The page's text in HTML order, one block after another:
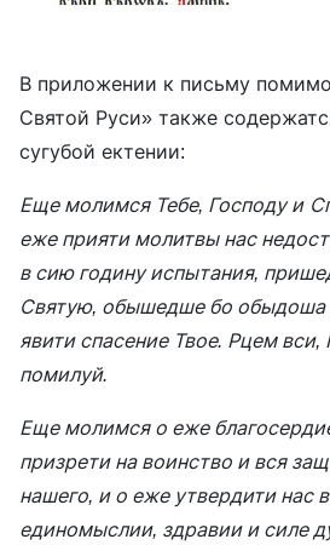
В приложении к письму
Святой Руси» также
сугубой ектении:
Еще молимся Тебе, Господу и
еже прияти молитвы нас
в сию годину испытания,
Святую, обышедше бо обыдоша
явити спасение Твое. Рцем
помилуй.
Еще молимся о еже
призрети на воинство и вся
нашего, и о еже утвердити нас
единомыслии, здравии и силе